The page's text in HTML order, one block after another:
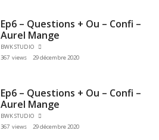
Ep6 – Questions + Ou – Confi –
Aurel Mange
BWK STUDIO
367 views
29 décembre 2020
Ep6 – Questions + Ou – Confi –
Aurel Mange
BWK STUDIO
367 views
29 décembre 2020